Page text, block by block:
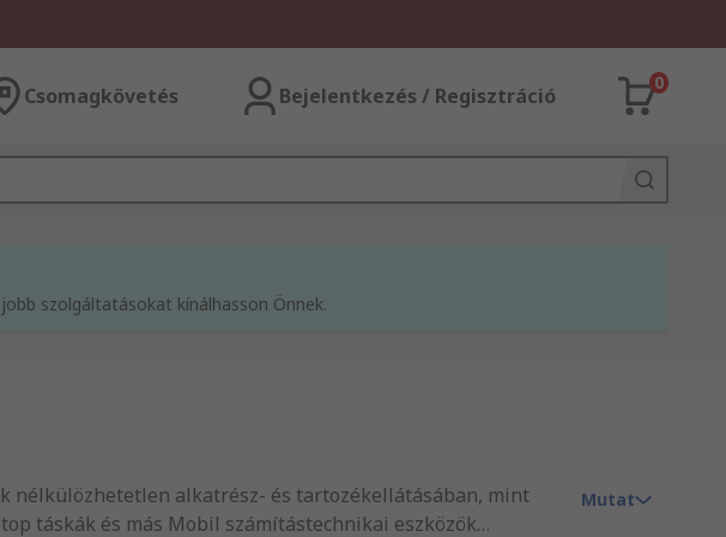
Csomagkövetés Bejelentkezés / Regisztráció
0
szolgáltatásokat kínálhasson Önnek.
nélkülözhetetlen alkatrész- és tartozékellátásában, mint
táskák és más Mobil számítástechnikai eszközök
Mutat